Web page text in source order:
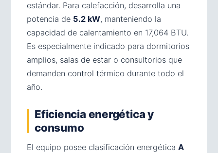
estándar. Para calefacción, desarrolla una
potencia de 5.2 kW, manteniendo la
capacidad de calentamiento en 17,064 BTU.
Es especialmente indicado para dormitorios
amplios, salas de estar o consultorios que
demanden control térmico durante todo el
año.
Eficiencia energética y
consumo
El equipo posee clasificación energética A